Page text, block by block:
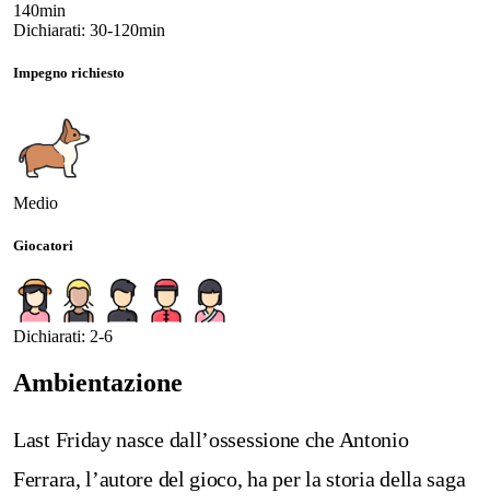
140min
Dichiarati: 30-120min
Impegno richiesto
Medio
Giocatori
Dichiarati: 2-6
Ambientazione
Last Friday nasce dall’ossessione che Antonio
Ferrara, l’autore del gioco, ha per la storia della saga